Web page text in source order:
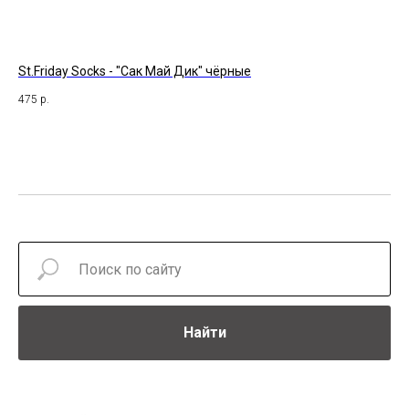
St.Friday Socks - "Сак Май Дик" чёрные
475 р.
Найти